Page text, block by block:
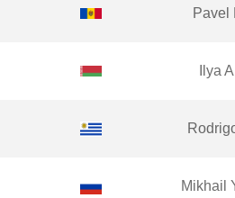
Pavel
Ilya
Mikhail